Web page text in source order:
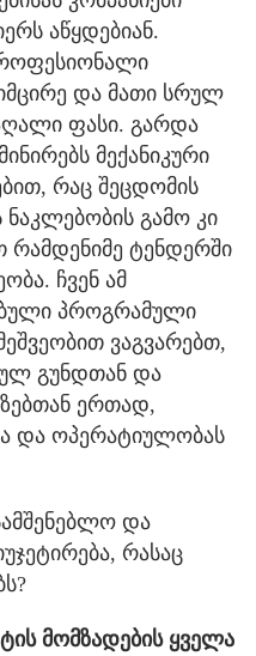
აწყდებიან.
და მათი სრულ
ფასი. გარდა
მექანიკური
რაც შეცდომის
ნაკლებობის გამო კი
რამდენიმე ტენდერში
ჩვენ ამ
პროგრამული
ვაგვარებთ,
გუნდთან და
ერთად,
და ოპერატიულობას
და
რასაც
მომზადების ყველა